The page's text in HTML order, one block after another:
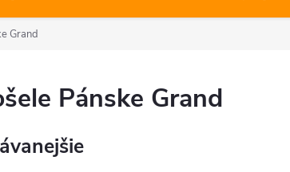
Grand
Pánske Grand